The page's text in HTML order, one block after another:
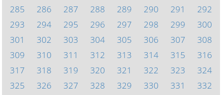
285
286 287 288 289 290 291
292
293
294 295 296 297 298 299
300
301
302 303 304 305 306 307
308
309
310 311 312 313 314 315
316
317
318 319 320 321 322 323
324
325
326 327 328 329 330 331
332